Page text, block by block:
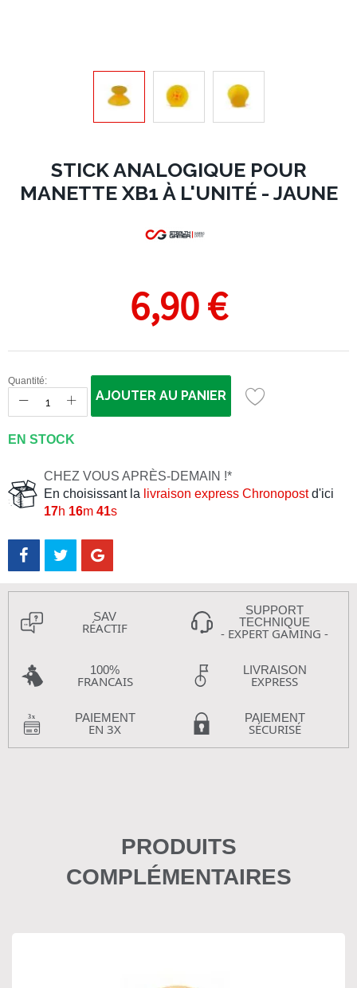
STICK ANALOGIQUE POUR
MANETTE XB1 À L'UNITÉ - JAUNE
6,90 €
Quantité:
AJOUTER AU PANIER
EN STOCK
CHEZ VOUS APRÈS-DEMAIN !*
En choisissant la livraison express Chronopostd'ici
17h 16m 40s
SAV
RÉACTIF
SUPPORT
TECHNIQUE
- EXPERT GAMING -
100%
FRANCAIS
LIVRAISON
EXPRESS
PAIEMENT
EN 3X
PAIEMENT
SÉCURISÉ
PRODUITS
COMPLÉMENTAIRES